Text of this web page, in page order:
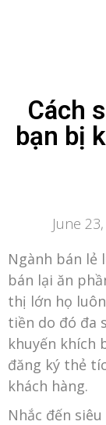
Cách
bạn bị
June
Ngành bán lẻ
bán lại ăn
thị lớn họ
tiền do đó đa
khuyến khích
đăng ký thẻ
khách hàng.
Nhắc đến